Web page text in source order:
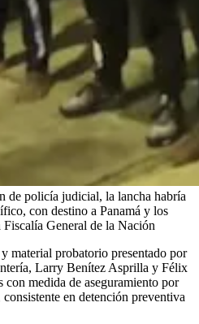
de policía judicial, la lancha habría
con destino a Panamá y los
Fiscalía General de la Nación
material probatorio presentado por
Larry Benítez Asprilla y Félix
medida de aseguramiento por
en detención preventiva